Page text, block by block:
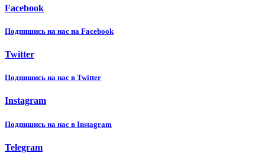
Facebook
Подпишиcь на нас на Facebook
Twitter
Подпишиcь на нас в Twitter
Instagram
Подпишиcь на нас в Instagram
Telegram